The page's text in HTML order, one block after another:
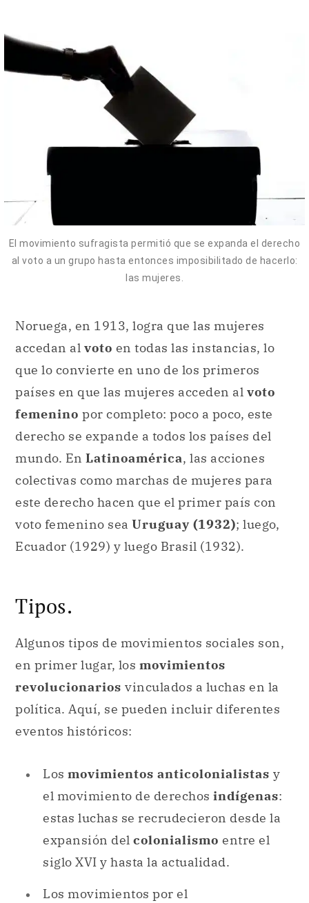
El movimiento sufragista permitió que se expanda el derecho
al voto a un grupo hasta entonces imposibilitado de hacerlo:
las mujeres.
Noruega, en 1913, logra que las mujeres
accedan al voto en todas las instancias, lo
que lo convierte en uno de los primeros
países en que las mujeres acceden al voto
femenino por completo: poco a poco, este
derecho se expande a todos los países del
mundo. En Latinoamérica, las acciones
colectivas como marchas de mujeres para
este derecho hacen que el primer país con
voto femenino sea Uruguay (1932); luego,
Ecuador (1929) y luego Brasil (1932).
Tipos.
Algunos tipos de movimientos sociales son,
en primer lugar, los movimientos
revolucionarios vinculados a luchas en la
política. Aquí, se pueden incluir diferentes
eventos históricos:
Los movimientos anticolonialistas y
el movimiento de derechos indígenas:
estas luchas se recrudecieron desde la
expansión del colonialismo entre el
siglo XVI y hasta la actualidad.
Los movimientos por el